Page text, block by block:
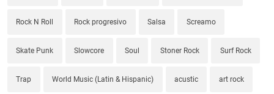
Rock N Roll Rock progresivo Salsa Screamo
Skate Punk Slowcore Soul Stoner Rock Surf Rock
Trap World Music (Latin & Hispanic) acustic art rock